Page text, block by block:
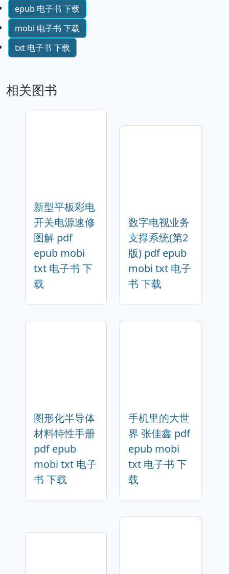
epub 电子书 下载
mobi 电子书 下载
txt 电子书 下载
相关图书
新型平板彩电
开关电源速修
图解 pdf
epub mobi
txt 电子书 下
载
数字电视业务
支撑系统(第2
版) pdf epub
mobi txt 电子
书 下载
图形化半导体
材料特性手册
pdf epub
mobi txt 电子
书 下载
手机里的大世
界 张佳鑫 pdf
epub mobi
txt 电子书 下
载